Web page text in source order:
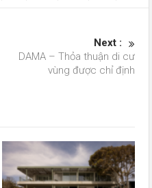
Next :
DAMA – Thỏa thuận di cư
vùng được chỉ định